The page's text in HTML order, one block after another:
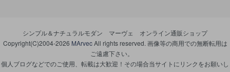
シンプル＆ナチュラルモダン マーヴェ オンライン通販ショップ
Copyright(C)2004-2026 MArvecAll rights reserved. 画像等の商用での無断転用は
ご遠慮下さい。
個人ブログなどでのご使用、転載は大歓迎！その場合当サイトにリンクをお願いし